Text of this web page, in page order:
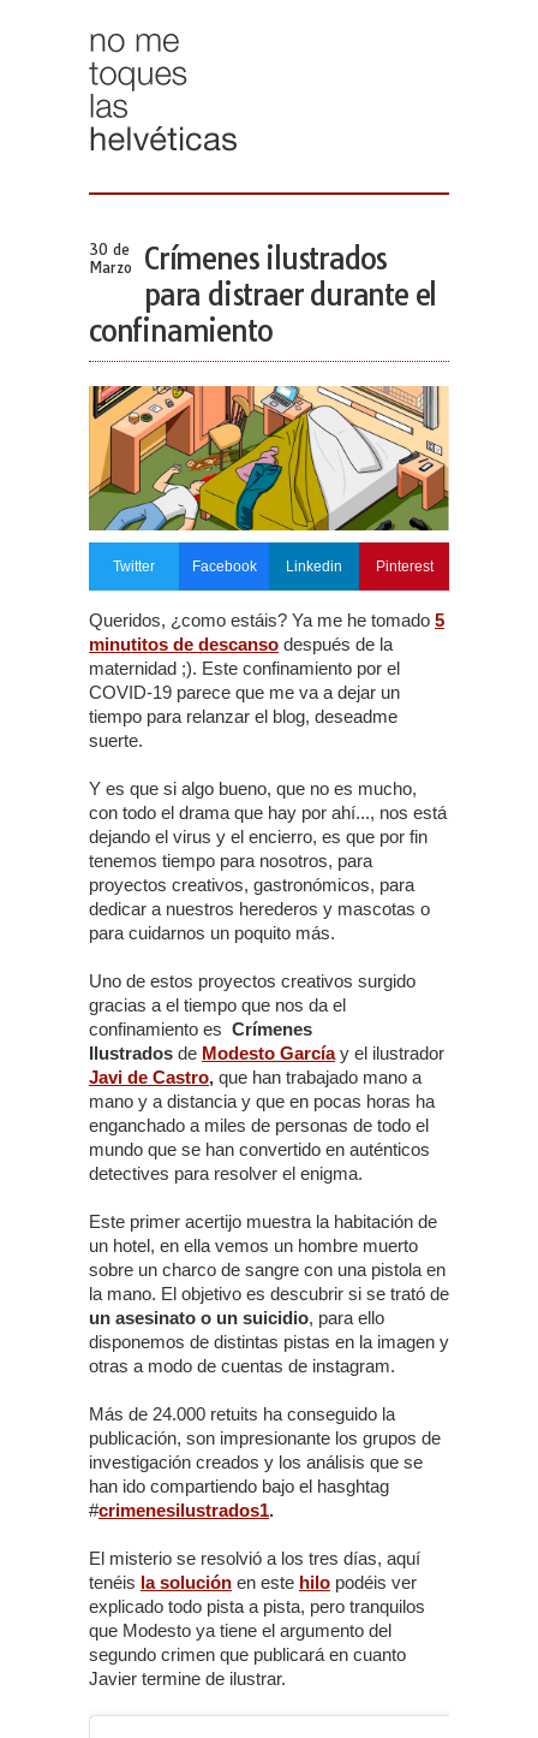
30 de
Marzo
Crímenes ilustrados
para distraer durante el
confinamiento
Twitter Facebook Linkedin Pinterest
Queridos, ¿como estáis? Ya me he tomado 5
minutitos de descanso después de la
maternidad ;). Este confinamiento por el
COVID-19 parece que me va a dejar un
tiempo para relanzar el blog, deseadme
suerte.
Y es que si algo bueno, que no es mucho,
con todo el drama que hay por ahí..., nos está
dejando el virus y el encierro, es que por fin
tenemos tiempo para nosotros, para
proyectos creativos, gastronómicos, para
dedicar a nuestros herederos y mascotas o
para cuidarnos un poquito más.
Uno de estos proyectos creativos surgido
gracias a el tiempo que nos da el
confinamiento es Crímenes
Ilustrados de Modesto Garcíay el ilustrador
Javi de Castro, que han trabajado mano a
mano y a distancia y que en pocas horas ha
enganchado a miles de personas de todo el
mundo que se han convertido en auténticos
detectives para resolver el enigma.
Este primer acertijo muestra la habitación de
un hotel, en ella vemos un hombre muerto
sobre un charco de sangre con una pistola en
la mano. El objetivo es descubrir si se trató de
un asesinato o un suicidio, para ello
disponemos de distintas pistas en la imagen y
otras a modo de cuentas de instagram.
Más de 24.000 retuits ha conseguido la
publicación, son impresionante los grupos de
investigación creados y los análisis que se
han ido compartiendo bajo el hasghtag
#crimenesilustrados1.
El misterio se resolvió a los tres días, aquí
tenéis la solución en este hilo podéis ver
explicado todo pista a pista, pero tranquilos
que Modesto ya tiene el argumento del
segundo crimen que publicará en cuanto
Javier termine de ilustrar.